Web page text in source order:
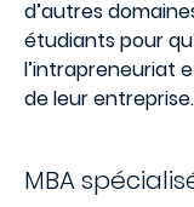
d’autres
étudiants pour
l’intrapreneuriat
de leur entreprise.
MBA